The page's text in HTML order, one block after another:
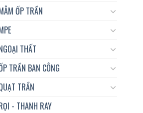
ỐP TRẦN
THẤT
TRẦN BAN CÔNG
TRẦN
- THANH RAY